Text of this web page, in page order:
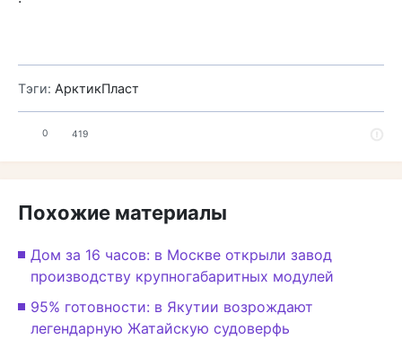
Тэги: АрктикПласт
0 419
Похожие материалы
Дом за 16 часов: в Москве открыли завод
производству крупногабаритных модулей
95% готовности: в Якутии возрождают
легендарную Жатайскую судоверфь